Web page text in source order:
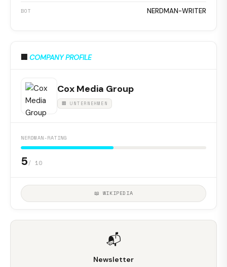
BOT NERDMAN-WRITER
🏢 COMPANY PROFILE
Cox Media Group
🏢 UNTERNEHMEN
NERDMAN-RATING
5/ 10
📖 WIKIPEDIA
📬
Newsletter